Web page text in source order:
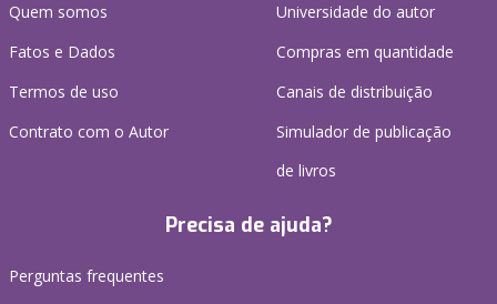
Quem somos
Fatos e Dados
Termos de uso
Contrato com o Autor
Universidade do autor
Compras em quantidade
Canais de distribuição
Simulador de publicação
de livros
Precisa de ajuda?
Perguntas frequentes